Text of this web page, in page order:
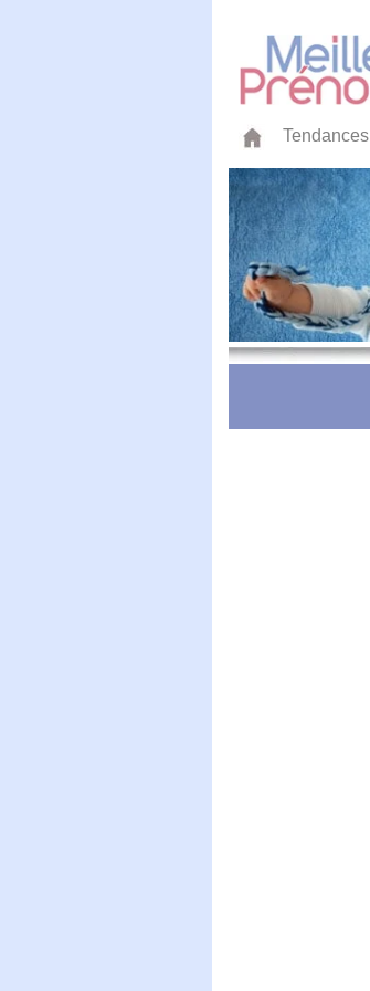
Tendances